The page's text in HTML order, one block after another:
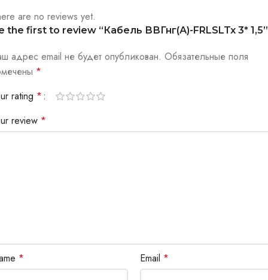
are no reviews yet.
the first to review “Кабель ВВГнг(А)-FRLSLTx 3* 1,5”
адрес email не будет опубликован. Обязательные поля
*
rating *
review *
* Email *